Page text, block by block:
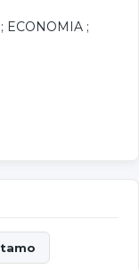
; ECONOMIA ;